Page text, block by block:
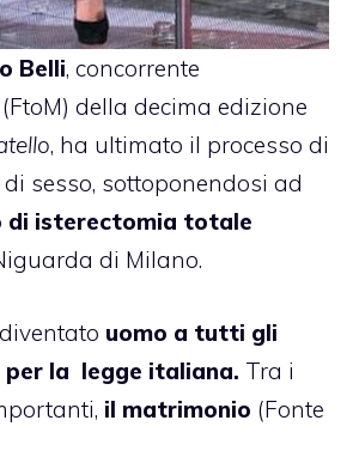
Belli, concorrente
(FtoM) della decima edizione
, ha ultimato il processo di
sesso, sottoponendosi ad
di isterectomia totale
di Milano.
uomo a tutti gli
la legge italiana. Tra i
il matrimonio (Fonte